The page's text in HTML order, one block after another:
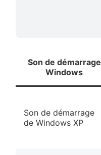
Son de démarrage
Windows
Son de démarrage
de Windows XP